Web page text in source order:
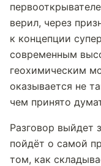
верил, через
к концепции
современным
геохимическим
оказывается не
чем принято
Разговор выйдет
пойдёт о самой
том, как